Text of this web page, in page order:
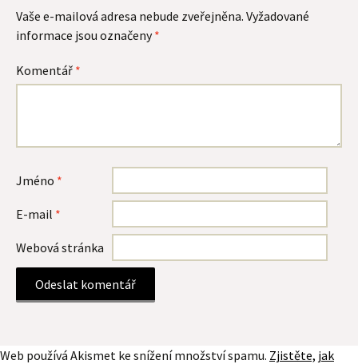
Vaše e-mailová adresa nebude zveřejněna. Vyžadované
informace jsou označeny*
Komentář *
Jméno *
E-mail *
Webová stránka
Web používá Akismet ke snížení množství spamu. Zjistěte, jak